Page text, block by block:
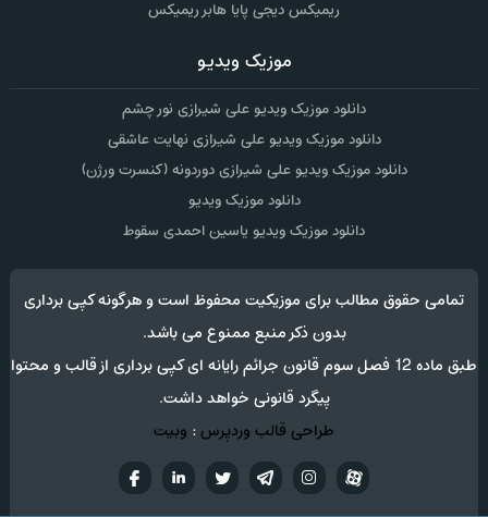
ریمیکس دیجی پایا هابر ریمیکس
موزیک ویدیو
دانلود موزیک ویدیو علی شیرازی نور چشم
دانلود موزیک ویدیو علی شیرازی نهایت عاشقی
دانلود موزیک ویدیو علی شیرازی دوردونه (کنسرت ورژن)
دانلود موزیک ویدیو
دانلود موزیک ویدیو یاسین احمدی سقوط
تمامی حقوق مطالب برای موزیکیت محفوظ است و هرگونه کپی برداری
بدون ذکر منبع ممنوع می باشد.
طبق ماده 12 فصل سوم قانون جرائم رایانه ای کپی برداری از قالب و محتوا
پیگرد قانونی خواهد داشت.
طراحی قالب وردپرس: وبیت
تويترتلگراماینستاگرام آپارات